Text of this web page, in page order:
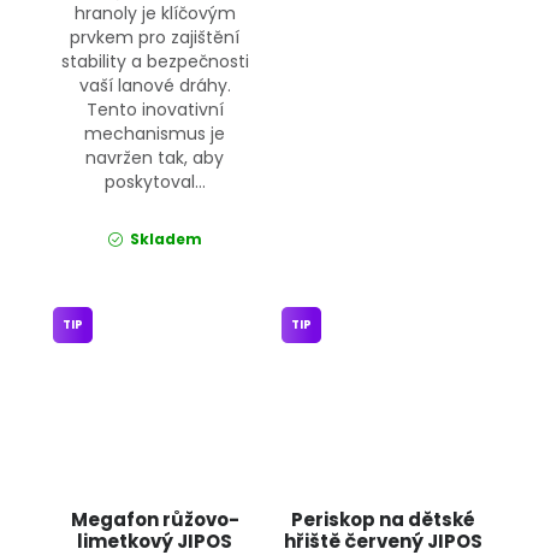
hranoly je klíčovým
prvkem pro zajištění
stability a bezpečnosti
vaší lanové dráhy.
Tento inovativní
mechanismus je
navržen tak, aby
poskytoval...
Skladem
Megafon růžovo-
limetkový JIPOS
TIP
Periskop na dětské
hřiště červený JIPOS
TIP